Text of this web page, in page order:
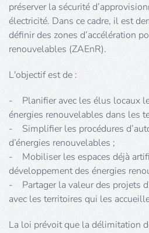
préserver la sécurité
électricité. Dans ce cadre, il est
définir des zones d’accélération
renouvelables (ZAEnR).
L'objectif est de :
- Planifier avec les élus locaux
énergies renouvelables dans les
- Simplifier les procédures
d’énergies renouvelables ;
- Mobiliser les espaces déjà
développement des énergies
- Partager la valeur des projets
avec les territoires qui les
La loi prévoit que la délimitation